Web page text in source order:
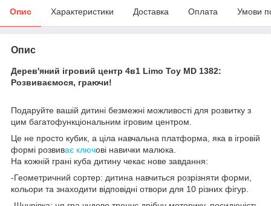
Опис Характеристики Доставка Оплата Умови
Опис
Дерев'яний ігровий центр 4в1 Limo Toy MD 1382:
Розвиваємося, граючи!
Подаруйте вашій дитині безмежні можливості для розвитку з
цим багатофункціональним ігровим центром.
Це не просто кубик, а ціла навчальна платформа, яка в ігровій
формі розвиває ключові навички малюка.
На кожній грані куба дитину чекає нове завдання:
-Геометричний сортер: дитина навчиться розрізняти форми,
кольори та знаходити відповідні отвори для 10 різних фігур.